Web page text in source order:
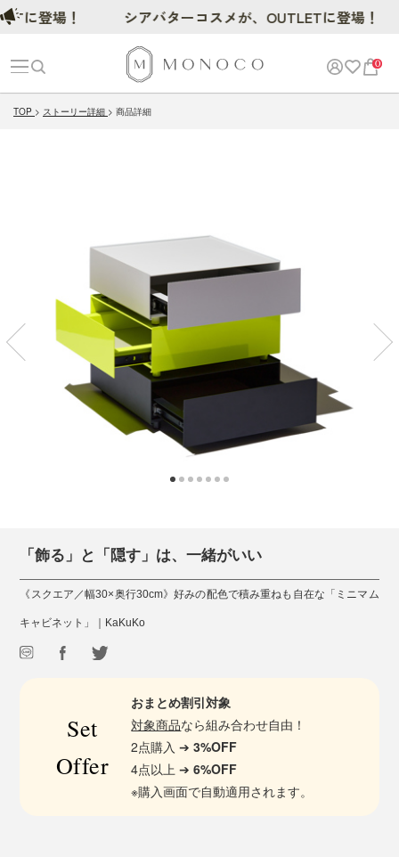
0
TOP ストーリー詳細 商品詳細
「飾る」と「隠す」は、一緒がいい
《スクエア／幅30×奥行30cm》好みの配色で積み重ねも自在な「ミニマム
キャビネット」｜KaKuKo
Set
Offer
おまとめ割引対象
対象商品なら組み合わせ自由！
2点購入 ➔3%OFF
4点以上 ➔6%OFF
※購入画面で自動適用されます。
登場！ シアバターコスメが、OUTLETに登場！